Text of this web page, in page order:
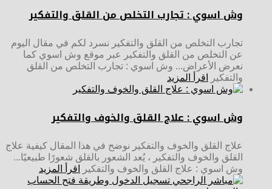
وش اسوي : تجارب التخلص من القلق والتفكير
تجارب التخلص من القلق والتفكير نسرد لكم في مقال اليوم
عن التخلص من القلق والتفكير عبر موقع وش اسوي كما
نعرض الأعراض... وش اسوي : تجارب التخلص من القلق
والتفكير
اقرأ المزيد
وش اسوي : علاج القلق والخوف والتفكير
علاج القلق والخوف والتفكير نوضح في هذا المقال كيفية علاج
القلق والخوف والتفكير ، يُعد الشعور بالقلق شعورًا طبيعيًا...
وش اسوي : علاج القلق والخوف والتفكير
اقرأ المزيد